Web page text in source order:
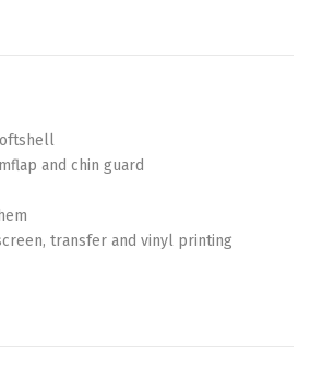
and chin guard
transfer and vinyl printing